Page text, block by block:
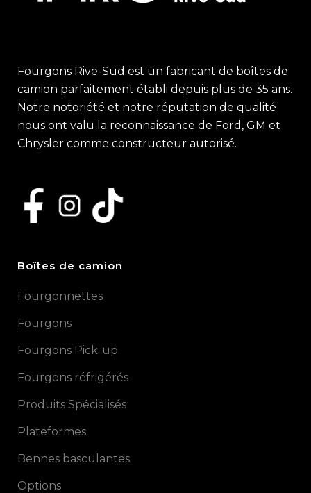
Fourgons Rive-Sud est un fabricant de boîtes de
camion parfaitement établi depuis plus de 35 ans.
Notre notoriété et notre réputation de qualité
nous ont valu la reconnaissance de Ford, GM et
Chrysler comme constructeur autorisé.
Boîtes de camion
Fourgonnettes
Fourgons
Fourgons Pick-up
Fourgons réfrigérés
Produits Spécialisés
Plateformes
Bennes basculantes
Options